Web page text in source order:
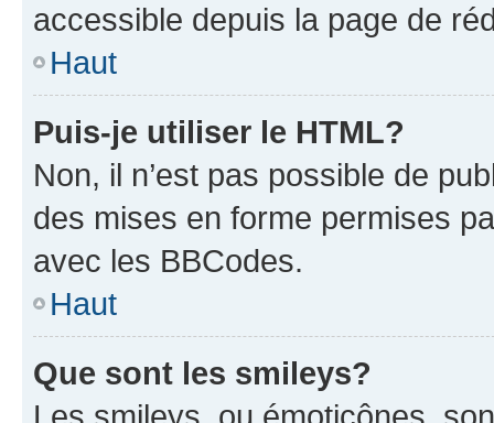
accessible depuis la page de
Haut
Puis-je utiliser le HTML?
Non, il n’est pas possible de
des mises en forme permises
avec les BBCodes.
Haut
Que sont les smileys?